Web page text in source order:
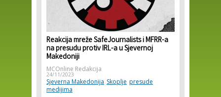
Reakcija mreže SafeJournalists i MFRR-a
na presudu protiv IRL-a u Sjevernoj
Makedoniji
MCOnline Redakcija
24/11/2023
Sjeverna Makedonija Skoplje presude
medijima